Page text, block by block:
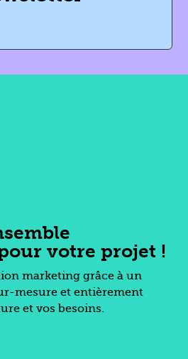
votre projet !
marketing grâce à un
mesure et entièrement
et vos besoins.